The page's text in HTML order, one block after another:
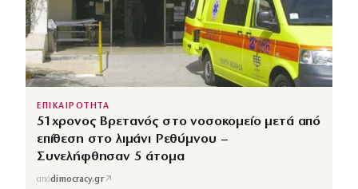
ΕΠΙΚΑΙΡΟΤΗΤΑ
51χρονος Βρετανός στο νοσοκομείο μετά από
επίθεση στο λιμάνι Ρεθύμνου –
Συνελήφθησαν 5 άτομα
απόdimocracy.gr↗